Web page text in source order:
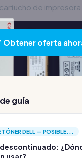
cartucho de impresora
Obtener oferta
guía
TÓNER DELL — POSIBLE...
descontinuado: